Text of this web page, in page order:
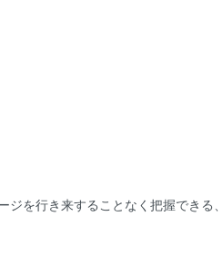
を行き来することなく把握できる、